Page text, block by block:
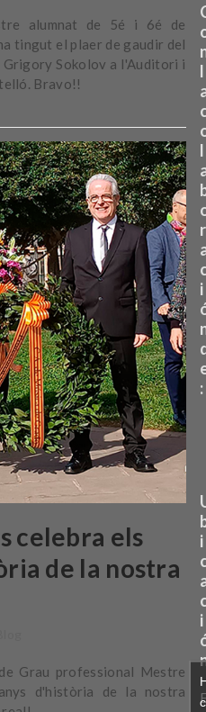
alumnat de 5é i 6é de
tingut el plaer de gaudir del
Sokolov a l'Auditori i
Bravo!!
celebra els
de la nostra
Grau professional Mestre
d'història de la nostra
l
l
r
i
:
i
i